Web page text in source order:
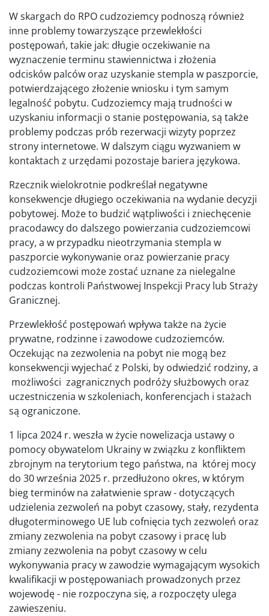
W skargach do RPO cudzoziemcy podnoszą również
inne problemy towarzyszące przewlekłości
postępowań, takie jak: długie oczekiwanie na
wyznaczenie terminu stawiennictwa i złożenia
odcisków palców oraz uzyskanie stempla w paszporcie,
potwierdzającego złożenie wniosku i tym samym
legalność pobytu. Cudzoziemcy mają trudności w
uzyskaniu informacji o stanie postępowania, są także
problemy podczas prób rezerwacji wizyty poprzez
strony internetowe. W dalszym ciągu wyzwaniem w
kontaktach z urzędami pozostaje bariera językowa.
Rzecznik wielokrotnie podkreślał negatywne
konsekwencje długiego oczekiwania na wydanie decyzji
pobytowej. Może to budzić wątpliwości i zniechęcenie
pracodawcy do dalszego powierzania cudzoziemcowi
pracy, a w przypadku nieotrzymania stempla w
paszporcie wykonywanie oraz powierzanie pracy
cudzoziemcowi może zostać uznane za nielegalne
podczas kontroli Państwowej Inspekcji Pracy lub Straży
Granicznej.
Przewlekłość postępowań wpływa także na życie
prywatne, rodzinne i zawodowe cudzoziemców.
Oczekując na zezwolenia na pobyt nie mogą bez
konsekwencji wyjechać z Polski, by odwiedzić rodziny, a
możliwości zagranicznych podróży służbowych oraz
uczestniczenia w szkoleniach, konferencjach i stażach
są ograniczone.
1 lipca 2024 r. weszła w życie nowelizacja ustawy o
pomocy obywatelom Ukrainy w związku z konfliktem
zbrojnym na terytorium tego państwa, na której mocy
do 30 września 2025 r. przedłużono okres, w którym
bieg terminów na załatwienie spraw - dotyczących
udzielenia zezwoleń na pobyt czasowy, stały, rezydenta
długoterminowego UE lub cofnięcia tych zezwoleń oraz
zmiany zezwolenia na pobyt czasowy i pracę lub
zmiany zezwolenia na pobyt czasowy w celu
wykonywania pracy w zawodzie wymagającym wysokich
kwalifikacji w postępowaniach prowadzonych przez
wojewodę - nie rozpoczyna się, a rozpoczęty ulega
zawieszeniu.